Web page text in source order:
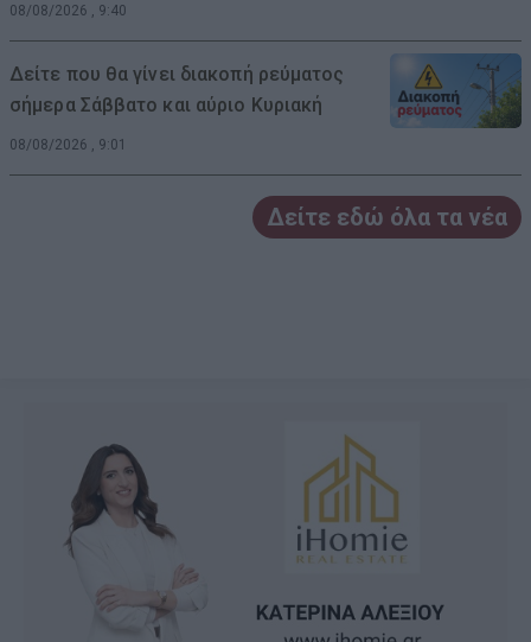
08/08/2026 , 9:40
Δείτε που θα γίνει διακοπή ρεύματος
σήμερα Σάββατο και αύριο Κυριακή
08/08/2026 , 9:01
Δείτε εδώ όλα τα νέα